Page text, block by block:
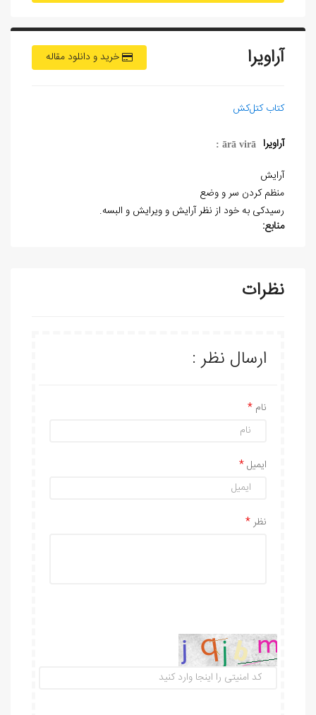
خرید و دانلود مقاله آراویرا
کتاب کتل‌کش
آراویرا ārā virā :
آرایش
منظم کردن سر و وضع
رسیدکی به خود از نظر آرایش و ویرایش و البسه.
منابع:
نظرات
ارسال نظر :
نام
ایمیل
نظر